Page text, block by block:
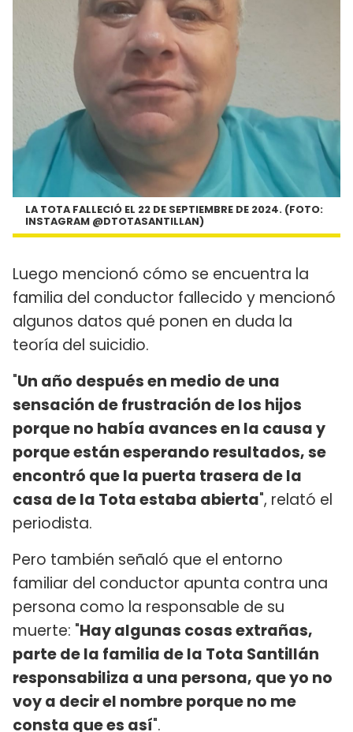
LA TOTA FALLECIÓ EL 22 DE SEPTIEMBRE DE 2024. (FOTO:
INSTAGRAM @DTOTASANTILLAN)
Luego mencionó cómo se encuentra la
familia del conductor fallecido y mencionó
algunos datos qué ponen en duda la
teoría del suicidio.
"Un año después en medio de una
sensación de frustración de los hijos
porque no había avances en la causa y
porque están esperando resultados, se
encontró que la puerta trasera de la
casa de la Tota estaba abierta", relató el
periodista.
Pero también señaló que el entorno
familiar del conductor apunta contra una
persona como la responsable de su
muerte: "Hay algunas cosas extrañas,
parte de la familia de la Tota Santillán
responsabiliza a una persona, que yo no
voy a decir el nombre porque no me
consta que es así".